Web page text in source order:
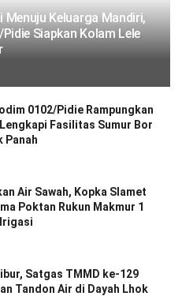
Menuju Keluarga Mandiri,
Siapkan Kolam Lele
0102/Pidie Rampungkan
Fasilitas Sumur Bor
Panah
Air Sawah, Kopka Slamet
Poktan Rukun Makmur 1
Satgas TMMD ke-129
Tandon Air di Dayah Lhok